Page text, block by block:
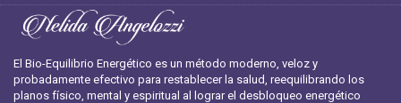
El Bio-Equilibrio Energético es un método moderno, veloz y
probadamente efectivo para restablecer la salud, reequilibrando los
planos físico, mental y espiritual al lograr el desbloqueo energético